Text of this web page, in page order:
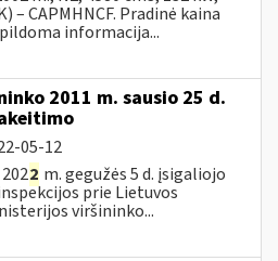
– CAPMHNCF. Pradinė kaina
informacija...
2011 m. sausio 25 d.
05-12
2 m. gegužės 5 d. įsigaliojo
prie Lietuvos
viršininko...